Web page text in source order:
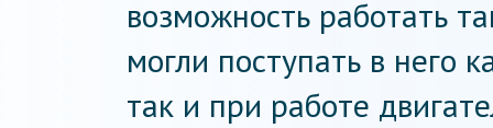
возможность работать
могли поступать в него
так и при работе